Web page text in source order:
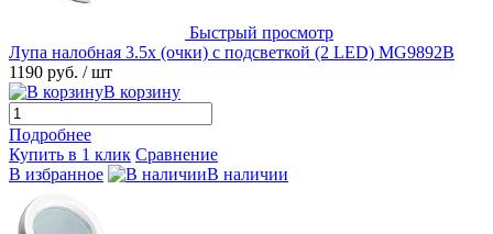
Быстрый просмотр
Лупа налобная 3.5x (очки) с подсветкой (2 LED) MG9892B
1190 руб. / шт
В корзину
Подробнее
Купить в 1 клик Сравнение
В избранное
В наличии